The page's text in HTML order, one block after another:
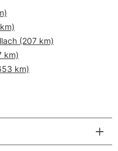
(207 km)
km)
km)